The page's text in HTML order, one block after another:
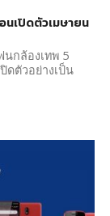
นเปิดตัวเมษายน
กล้องเทพ 5
ดตัวอย่างเป็น